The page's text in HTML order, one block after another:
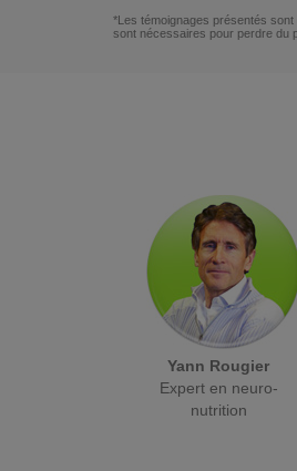
*Les témoignages présentés
sont nécessaires pour perdre du
Yann Rougier
Expert en neuro-
nutrition